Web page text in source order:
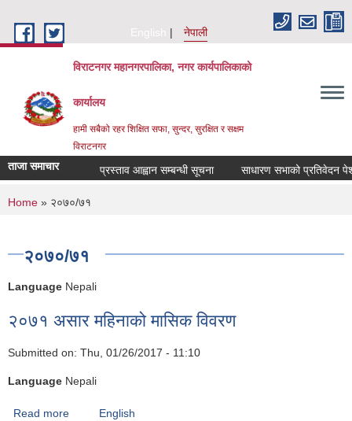
English
नेपाली
विराटनगर महानगरपालिका, नगर कार्यपालिकाको
कार्यालय
हामी सबैको रहर शिक्षित सफा, सुन्दर, सुरक्षित र सक्षम
विराटनगर
ताजा समाचार प्रस्ताव आह्वान सम्बन्धी सूचना साधारण सभाको प्रतिवेदन
You are here
Home » २०७०/७१
२०७०/७१
Language Nepali
२०७१ असार महिनाको मासिक विवरण
Submitted on: Thu, 01/26/2017 - 11:10
Language Nepali
Read more about २०७१ असार महिनाको मासिक विवरण
English